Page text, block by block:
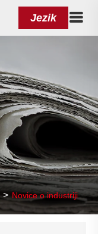
Jezik
Novice o industriji